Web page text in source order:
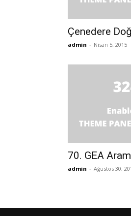
Çenedere
admin - Nisan 5, 2015
70. GEA
admin - Ağustos 30,